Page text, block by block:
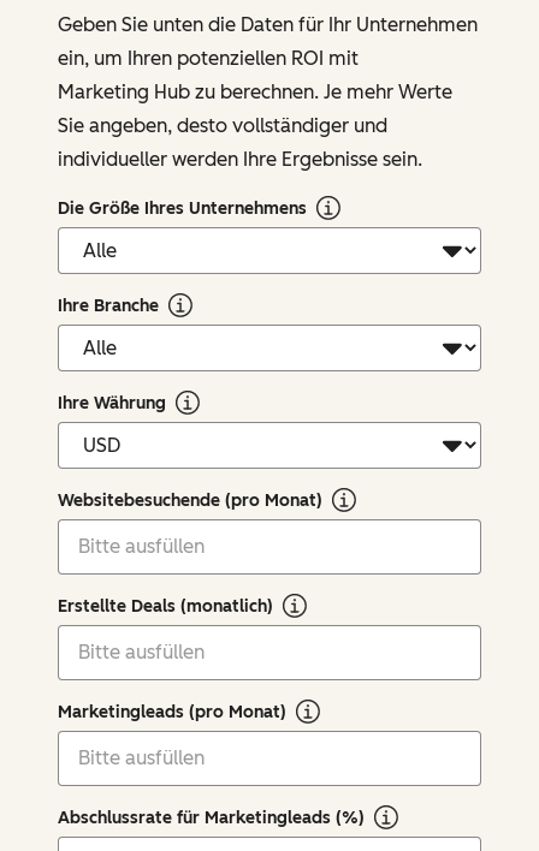
Geben Sie unten die Daten für Ihr Unternehmen
ein, um Ihren potenziellen ROI mit
Marketing Hub zu berechnen. Je mehr Werte
Sie angeben, desto vollständiger und
individueller werden Ihre Ergebnisse sein.
Die Größe Ihres Unternehmens
Ihre Branche
Ihre Währung
Websitebesuchende (pro Monat)
Erstellte Deals (monatlich)
Marketingleads (pro Monat)
Abschlussrate für Marketingleads (%)